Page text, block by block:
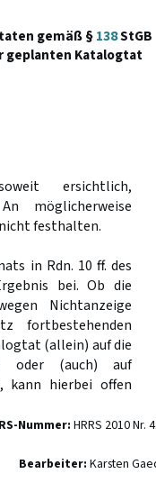
gemäß §138StGB
geplanten Katalogtat
ersichtlich,
möglicherweise
festhalten.
in Rdn. 10 ff. des
bei. Ob die
Nichtanzeige
fortbestehenden
(allein) auf die
oder (auch) auf
kann hierbei offen
Nummer: HRRS 2010 Nr.
Bearbeiter: Karsten